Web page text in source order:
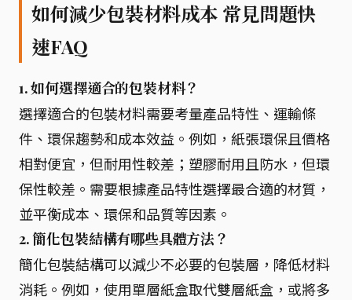
如何減少包裝材料成本 常見問題快
速FAQ
1. 如何選擇適合的包裝材料？
選擇適合的包裝材料需要考量產品特性、運輸條
件、環保趨勢和成本效益。例如，紙張環保且價格
相對便宜，但耐用性較差；塑膠耐用且防水，但環
保性較差。需要根據產品特性選擇最合適的材質，
並平衡成本、環保和品質等因素。
2. 簡化包裝結構有哪些具體方法？
簡化包裝結構可以減少不必要的包裝層，降低材料
消耗。例如，使用單層紙盒取代雙層紙盒，或將多